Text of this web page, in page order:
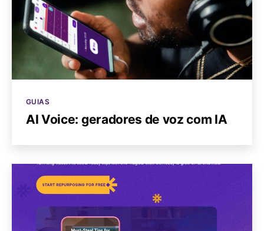
Categorias
GUIAS
AI Voice: geradores de voz com IA